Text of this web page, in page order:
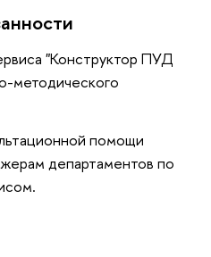
"Конструктор ПУД
методического
помощи
департаментов по